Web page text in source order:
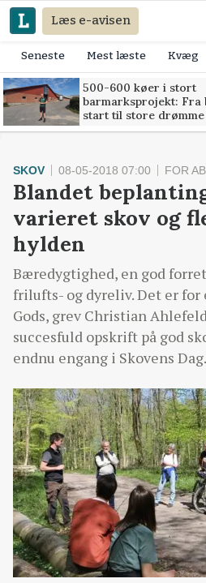
Læs e-avisen
Seneste Mest læste Kvæg
500-600 køer i stort
barmarksprojekt: Fra
start til store drømme
SKOV 08-05-2018 07:00 FOR
Blandet
varieret skov og
hylden
Bæredygtighed, en god
frilufts- og dyreliv. Det er
Gods, grev Christian
succesfuld opskrift på god
endnu engang i Skovens Dag.